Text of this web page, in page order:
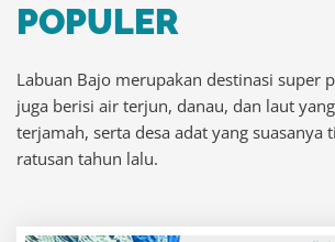
POPULER
Labuan Bajo merupakan destinasi super
juga berisi air terjun, danau, dan laut
terjamah, serta desa adat yang suasanya
ratusan tahun lalu.